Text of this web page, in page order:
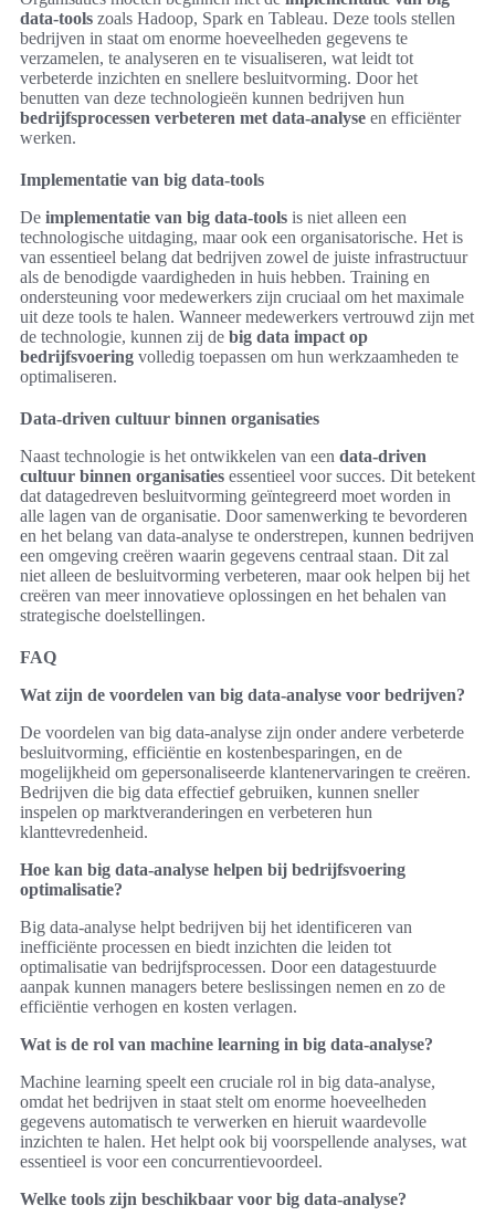
data-tools zoals Hadoop, Spark en Tableau. Deze tools stellen
bedrijven in staat om enorme hoeveelheden gegevens te
verzamelen, te analyseren en te visualiseren, wat leidt tot
verbeterde inzichten en snellere besluitvorming. Door het
benutten van deze technologieën kunnen bedrijven hun
bedrijfsprocessen verbeteren met data-analyse en efficiënter
werken.
Implementatie van big data-tools
De implementatie van big data-tools is niet alleen een
technologische uitdaging, maar ook een organisatorische. Het is
van essentieel belang dat bedrijven zowel de juiste infrastructuur
als de benodigde vaardigheden in huis hebben. Training en
ondersteuning voor medewerkers zijn cruciaal om het maximale
uit deze tools te halen. Wanneer medewerkers vertrouwd zijn met
de technologie, kunnen zij de big data impact op
bedrijfsvoering volledig toepassen om hun werkzaamheden te
optimaliseren.
Data-driven cultuur binnen organisaties
Naast technologie is het ontwikkelen van een data-driven
cultuur binnen organisaties essentieel voor succes. Dit betekent
dat datagedreven besluitvorming geïntegreerd moet worden in
alle lagen van de organisatie. Door samenwerking te bevorderen
en het belang van data-analyse te onderstrepen, kunnen bedrijven
een omgeving creëren waarin gegevens centraal staan. Dit zal
niet alleen de besluitvorming verbeteren, maar ook helpen bij het
creëren van meer innovatieve oplossingen en het behalen van
strategische doelstellingen.
FAQ
Wat zijn de voordelen van big data-analyse voor bedrijven?
De voordelen van big data-analyse zijn onder andere verbeterde
besluitvorming, efficiëntie en kostenbesparingen, en de
mogelijkheid om gepersonaliseerde klantenervaringen te creëren.
Bedrijven die big data effectief gebruiken, kunnen sneller
inspelen op marktveranderingen en verbeteren hun
klanttevredenheid.
Hoe kan big data-analyse helpen bij bedrijfsvoering
optimalisatie?
Big data-analyse helpt bedrijven bij het identificeren van
inefficiënte processen en biedt inzichten die leiden tot
optimalisatie van bedrijfsprocessen. Door een datagestuurde
aanpak kunnen managers betere beslissingen nemen en zo de
efficiëntie verhogen en kosten verlagen.
Wat is de rol van machine learning in big data-analyse?
Machine learning speelt een cruciale rol in big data-analyse,
omdat het bedrijven in staat stelt om enorme hoeveelheden
gegevens automatisch te verwerken en hieruit waardevolle
inzichten te halen. Het helpt ook bij voorspellende analyses, wat
essentieel is voor een concurrentievoordeel.
Welke tools zijn beschikbaar voor big data-analyse?